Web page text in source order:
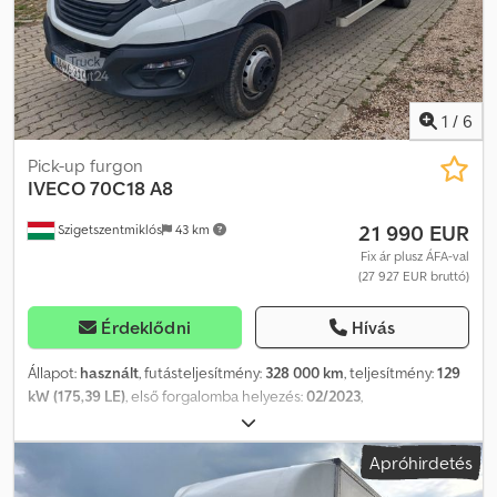
1 / 6
Szigetszentmiklós 43 km
Pick-up furgon
IVECO70C18 A8
21 990 EUR
Fix ár plusz ÁFA-val
(27 927 EUR bruttó)
Érdeklődni Hívás
Állapot: használt, futásteljesítmény: 328 000 km, teljesítmény:129
kW (175,39 LE), első forgalomba helyezés:02/2023,
, össztömeg:
(TÜV):04/2027, szín:fehér, kibocsátási osztály:Euro 6, raktér
, rakodótér szélesség:2 268 mm , Gyártási év:
ABS, elektronikus stabilitásprogram (ESP),
Apróhirdetés